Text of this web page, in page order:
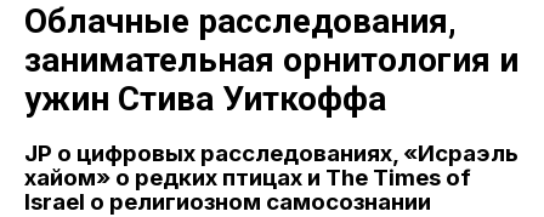
Облачные расследования,
занимательная орнитология и
ужин Стива Уиткоффа
JP о цифровых расследованиях, «Исраэль
хайом» о редких птицах и The Times of
Israel о религиозном самосознании